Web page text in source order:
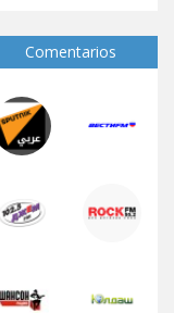
Comentarios